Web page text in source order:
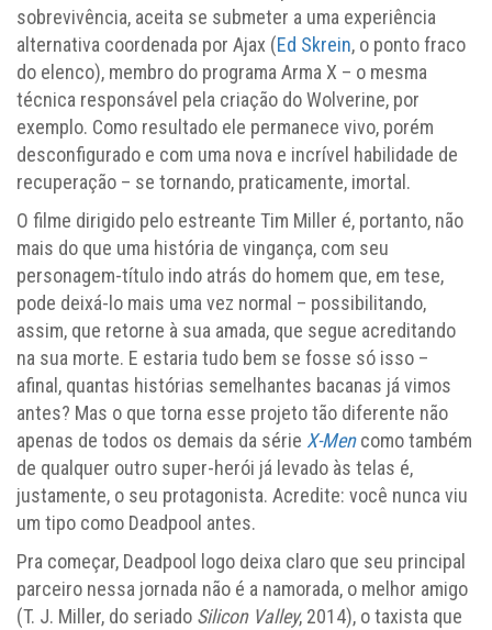
sobrevivência, aceita se submeter a uma experiência
alternativa coordenada por Ajax (Ed Skrein, o ponto fraco
do elenco), membro do programa Arma X – o mesma
técnica responsável pela criação do Wolverine, por
exemplo. Como resultado ele permanece vivo, porém
desconfigurado e com uma nova e incrível habilidade de
recuperação – se tornando, praticamente, imortal.
O filme dirigido pelo estreante Tim Miller é, portanto, não
mais do que uma história de vingança, com seu
personagem-título indo atrás do homem que, em tese,
pode deixá-lo mais uma vez normal – possibilitando,
assim, que retorne à sua amada, que segue acreditando
na sua morte. E estaria tudo bem se fosse só isso –
afinal, quantas histórias semelhantes bacanas já vimos
antes? Mas o que torna esse projeto tão diferente não
apenas de todos os demais da série X-Mencomo também
de qualquer outro super-herói já levado às telas é,
justamente, o seu protagonista. Acredite: você nunca viu
um tipo como Deadpool antes.
Pra começar, Deadpool logo deixa claro que seu principal
parceiro nessa jornada não é a namorada, o melhor amigo
(T. J. Miller, do seriado Silicon Valley, 2014), o taxista que